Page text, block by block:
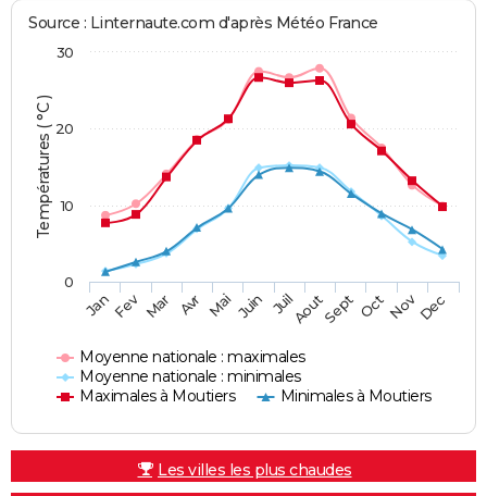
Températures ( °C )
Source : Linternaute.com d'après Météo France
Moyenne nationale : maximales
Moyenne nationale : minimales
Maximales à Moutiers
Minimales à Moutiers
JanFev Mar Avr Mai Juin JuilAoutSept OctNovDec
0
10
20
30
Les villes les plus chaudes